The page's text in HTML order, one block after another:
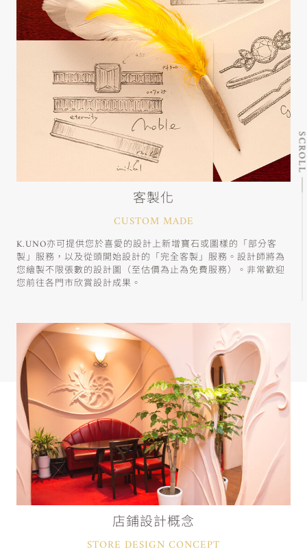
客製化
CUSTOM MADE
K.UNO亦可提供您於喜愛的設計上新增寶石或圖樣的「部分客
製」服務，以及從頭開始設計的「完全客製」服務。設計師將為
您繪製不限張數的設計圖（至估價為止為免費服務）。非常歡迎
您前往各門市欣賞設計成果。
店鋪設計概念
STORE DESIGN CONCEPT